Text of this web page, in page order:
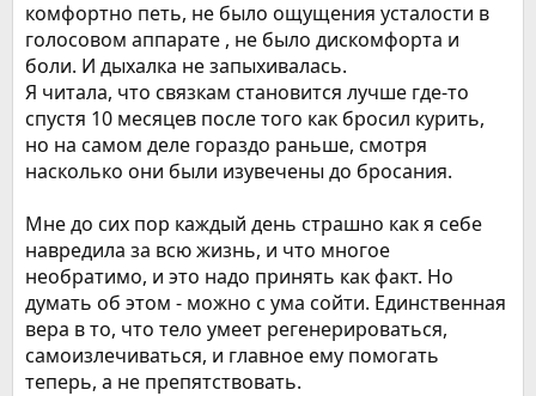
комфортно петь, не было ощущения усталости в
голосовом аппарате , не было дискомфорта и
боли. И дыхалка не запыхивалась.
Я читала, что связкам становится лучше где-то
спустя 10 месяцев после того как бросил курить,
но на самом деле гораздо раньше, смотря
насколько они были изувечены до бросания.
Мне до сих пор каждый день страшно как я себе
навредила за всю жизнь, и что многое
необратимо, и это надо принять как факт. Но
думать об этом - можно с ума сойти. Единственная
вера в то, что тело умеет регенерироваться,
самоизлечиваться, и главное ему помогать
теперь, а не препятствовать.